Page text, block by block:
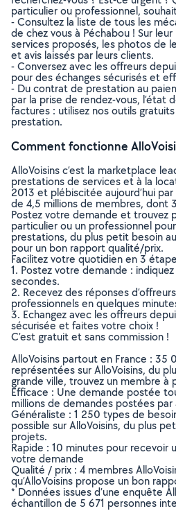
particulier ou professionnel,
- Consultez la liste de tous les
de chez vous à Péchabou ! Sur
services proposés, les photos de
et avis laissés par leurs clients.
- Conversez avec les offreurs
pour des échanges sécurisés et
- Du contrat de prestation au
par la prise de rendez-vous, l’état
factures : utilisez nos outils
prestation.
Comment fonctionne
AlloVoisins c’est la marketplace
prestations de services et à la
2013 et plébiscitée aujourd’hui
de 4,5 millions de membres, dont
Postez votre demande et trouvez
particulier ou un professionnel
prestations, du plus petit besoin
pour un bon rapport qualité/prix.
Facilitez votre quotidien en 3
1. Postez votre demande :
secondes.
2. Recevez des réponses
professionnels en quelques
3. Echangez avec les offreurs
sécurisée et faites votre choix !
C’est gratuit et sans commission !
AlloVoisins partout en France : 35
représentées sur AlloVoisins, du
grande ville, trouvez un membre à
Efficace : Une demande postée
millions de demandes postées par
Généraliste : 1 250 types de
possible sur AlloVoisins, du plus
projets.
Rapide : 10 minutes pour recevoir
votre demande
Qualité / prix : 4 membres
qu’AlloVoisins propose un bon
* Données issues d’une enquête
échantillon de 5 671 personnes